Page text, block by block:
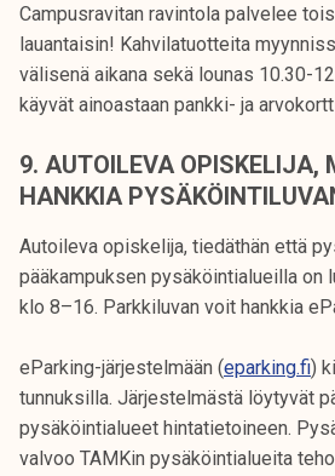
Campusravitan ravintola palvelee
lauantaisin! Kahvilatuotteita
välisenä aikana sekä lounas 10.30-
käyvät ainoastaan pankki- ja
9. AUTOILEVA OPISKELIJA,
HANKKIA
Autoileva opiskelija, tiedäthän että
pääkampuksen pysäköintialueilla on
klo 8–16. Parkkiluvan voit hankkia
eParking-järjestelmään (eparking.fi)
tunnuksilla. Järjestelmästä löytyvät
pysäköintialueet hintatietoineen.
valvoo TAMKin pysäköintialueita